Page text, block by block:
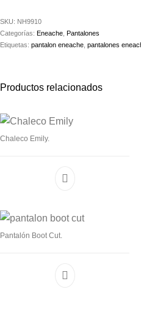
SKU: NH9910
Categorías: Eneache Pantalones
Etiquetas: pantalon eneache pantalones
Productos relacionados
Chaleco Emily.
Pantalón Boot Cut.